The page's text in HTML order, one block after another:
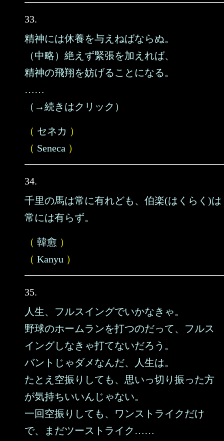
33.
精神には休養を与えねばならぬ。
（中略）絶えず緊張を加えれば、
精神の飛翔を妨げることになる。
……
（→続きはクリック）
（ セネカ ）
（ Seneca ）
34.
千里の馬は常に有れども、伯楽(はくらく)は
常には有らず。
（ 韓愈 ）
（ Kanyu ）
35.
人生、フルスイングでいかなきゃ。
野球のホームランを打つのだって、フルス
イングしなきゃ打てないだろう。
バントじゃダメなんだ、人生は。
たとえ空振りしても、思いっ切り振った方
が気持ちいいんじゃない。
一回空振りしても、ワンストライクだけ
で、まだツーストライク……